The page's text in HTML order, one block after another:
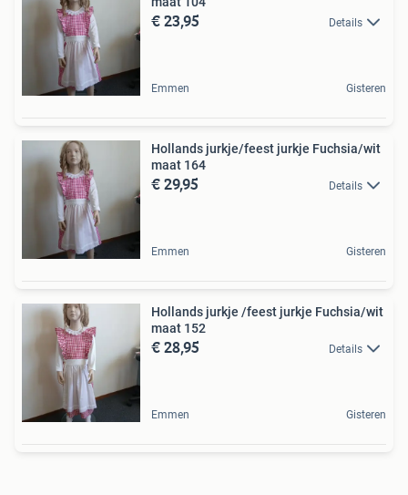
€ 23,95 Details
Emmen Gisteren
Hollands jurkje/feest jurkje Fuchsia/wit
maat 164
€ 29,95 Details
Emmen Gisteren
Hollands jurkje /feest jurkje Fuchsia/wit
maat 152
€ 28,95 Details
Emmen Gisteren